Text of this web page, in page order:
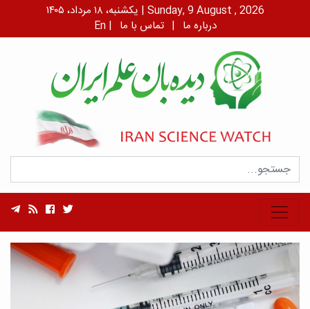
یکشنبه، ۱۸ مرداد، ۱۴۰۵ | Sunday, 9 August , 2026
En | درباره ما | تماس با ما